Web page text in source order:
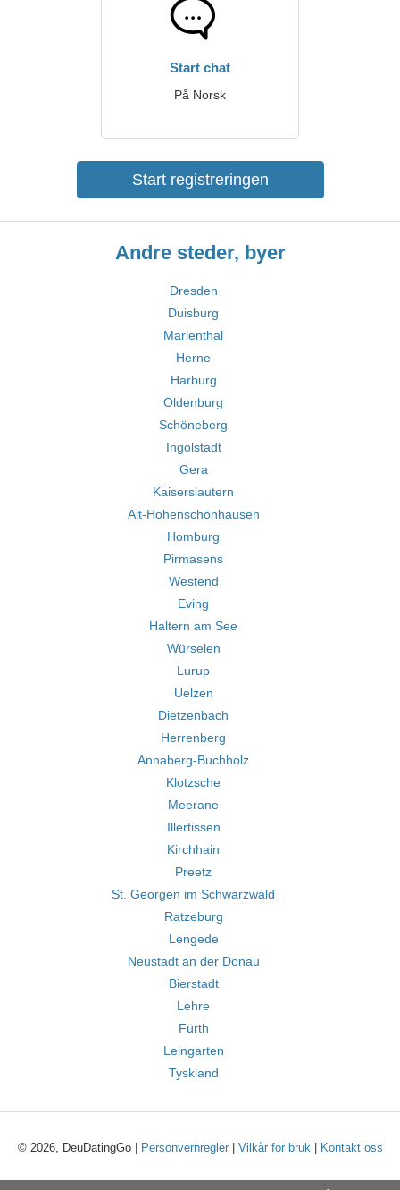
Start chat
På Norsk
Start registreringen
Andre steder, byer
Dresden
Duisburg
Marienthal
Herne
Harburg
Oldenburg
Schöneberg
Ingolstadt
Gera
Kaiserslautern
Alt-Hohenschönhausen
Homburg
Pirmasens
Westend
Eving
Haltern am See
Würselen
Lurup
Uelzen
Dietzenbach
Herrenberg
Annaberg-Buchholz
Klotzsche
Meerane
Illertissen
Kirchhain
Preetz
St. Georgen im Schwarzwald
Ratzeburg
Lengede
Neustadt an der Donau
Bierstadt
Lehre
Fürth
Leingarten
Tyskland
© 2026, DeuDatingGo | Personvernregler| Vilkår for bruk| Kontakt oss